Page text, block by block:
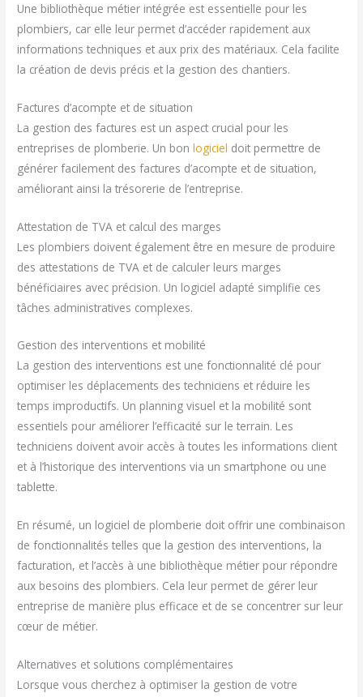
Une bibliothèque métier intégrée est essentielle pour les
plombiers, car elle leur permet d’accéder rapidement aux
informations techniques et aux prix des matériaux. Cela facilite
la création de devis précis et la gestion des chantiers.
Factures d’acompte et de situation
La gestion des factures est un aspect crucial pour les
entreprises de plomberie. Un bonlogiciel doit permettre de
générer facilement des factures d’acompte et de situation,
améliorant ainsi la trésorerie de l’entreprise.
Attestation de TVA et calcul des marges
Les plombiers doivent également être en mesure de produire
des attestations de TVA et de calculer leurs marges
bénéficiaires avec précision. Un logiciel adapté simplifie ces
tâches administratives complexes.
Gestion des interventions et mobilité
La gestion des interventions est une fonctionnalité clé pour
optimiser les déplacements des techniciens et réduire les
temps improductifs. Un planning visuel et la mobilité sont
essentiels pour améliorer l’efficacité sur le terrain. Les
techniciens doivent avoir accès à toutes les informations client
et à l’historique des interventions via un smartphone ou une
tablette.
En résumé, un logiciel de plomberie doit offrir une combinaison
de fonctionnalités telles que la gestion des interventions, la
facturation, et l’accès à une bibliothèque métier pour répondre
aux besoins des plombiers. Cela leur permet de gérer leur
entreprise de manière plus efficace et de se concentrer sur leur
cœur de métier.
Alternatives et solutions complémentaires
Lorsque vous cherchez à optimiser la gestion de votre